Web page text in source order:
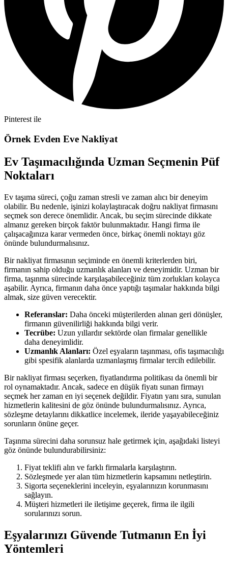
Pinterest ile
Örnek Evden Eve Nakliyat
Ev Taşımacılığında Uzman Seçmenin Püf
Noktaları
Ev taşıma süreci, çoğu zaman stresli ve zaman alıcı bir deneyim
olabilir. Bu nedenle, işinizi kolaylaştıracak doğru nakliyat firmasını
seçmek son derece önemlidir. Ancak, bu seçim sürecinde dikkate
almanız gereken birçok faktör bulunmaktadır. Hangi firma ile
çalışacağınıza karar vermeden önce, birkaç önemli noktayı göz
önünde bulundurmalısınız.
Bir nakliyat firmasının seçiminde en önemli kriterlerden biri,
firmanın sahip olduğu uzmanlık alanları ve deneyimidir. Uzman bir
firma, taşınma sürecinde karşılaşabileceğiniz tüm zorlukları kolayca
aşabilir. Ayrıca, firmanın daha önce yaptığı taşımalar hakkında bilgi
almak, size güven verecektir.
Referanslar: Daha önceki müşterilerden alınan geri dönüşler,
firmanın güvenilirliği hakkında bilgi verir.
Tecrübe: Uzun yıllardır sektörde olan firmalar genellikle
daha deneyimlidir.
Uzmanlık Alanları: Özel eşyaların taşınması, ofis taşımacılığı
gibi spesifik alanlarda uzmanlaşmış firmalar tercih edilebilir.
Bir nakliyat firması seçerken, fiyatlandırma politikası da önemli bir
rol oynamaktadır. Ancak, sadece en düşük fiyatı sunan firmayı
seçmek her zaman en iyi seçenek değildir. Fiyatın yanı sıra, sunulan
hizmetlerin kalitesini de göz önünde bulundurmalısınız. Ayrıca,
sözleşme detaylarını dikkatlice incelemek, ileride yaşayabileceğiniz
sorunların önüne geçer.
Taşınma sürecini daha sorunsuz hale getirmek için, aşağıdaki listeyi
göz önünde bulundurabilirsiniz:
Fiyat teklifi alın ve farklı firmalarla karşılaştırın.
Sözleşmede yer alan tüm hizmetlerin kapsamını netleştirin.
Sigorta seçeneklerini inceleyin, eşyalarınızın korunmasını
sağlayın.
Müşteri hizmetleri ile iletişime geçerek, firma ile ilgili
sorularınızı sorun.
Eşyalarınızı Güvende Tutmanın En İyi
Yöntemleri